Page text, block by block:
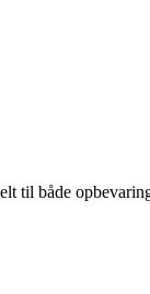
til både